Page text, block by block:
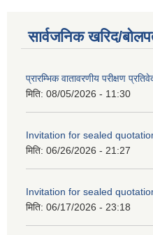
सार्वजनिक खरिद/
प्रारम्भिक वातावरणीय परीक्षण
मिति: 08/05/2026 - 11:30
Invitation for sealed
मिति: 06/26/2026 - 21:27
Invitation for sealed
मिति: 06/17/2026 - 23:18